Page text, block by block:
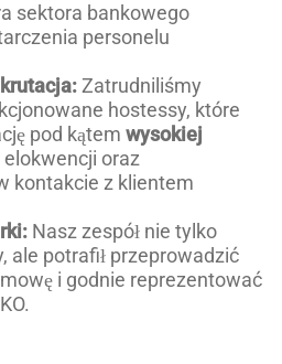
sektora bankowego
personelu
Zatrudniliśmy
hostessy, które
pod kątem wysokiej
elokwencji oraz
kontakcie z klientem
Nasz zespół nie tylko
ale potrafił przeprowadzić
i godnie reprezentować